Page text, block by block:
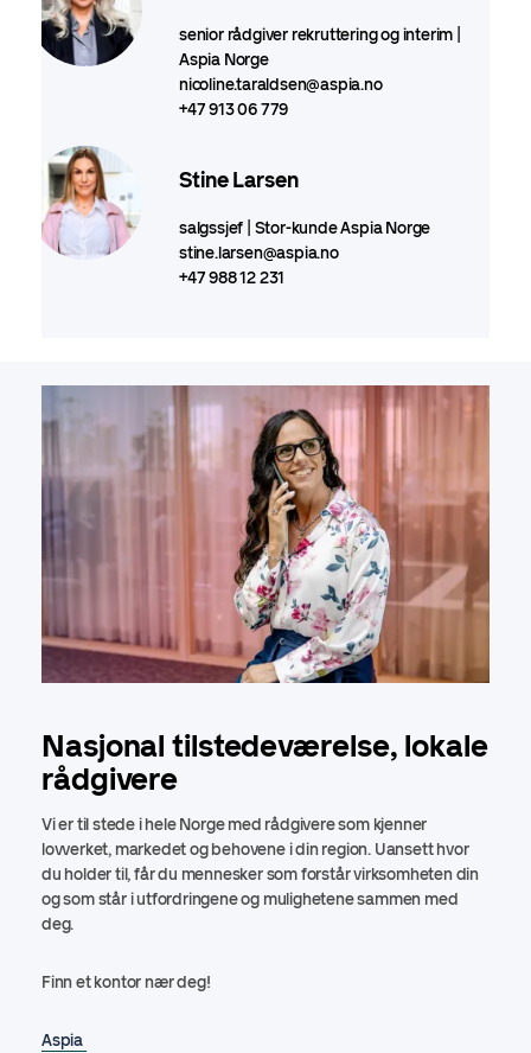
senior rådgiver rekruttering og interim |
Aspia Norge
nicoline.taraldsen@aspia.no
+47 913 06 779
Stine Larsen
salgssjef | Stor-kunde Aspia Norge
stine.larsen@aspia.no
+47 988 12 231
Nasjonal tilstedeværelse, lokale
rådgivere
Vi er til stede i hele Norge med rådgivere som kjenner
lovverket, markedet og behovene i din region. Uansett hvor
du holder til, får du mennesker som forstår virksomheten din
og som står i utfordringene og mulighetene sammen med
deg.
Finn et kontor nær deg!
Aspia